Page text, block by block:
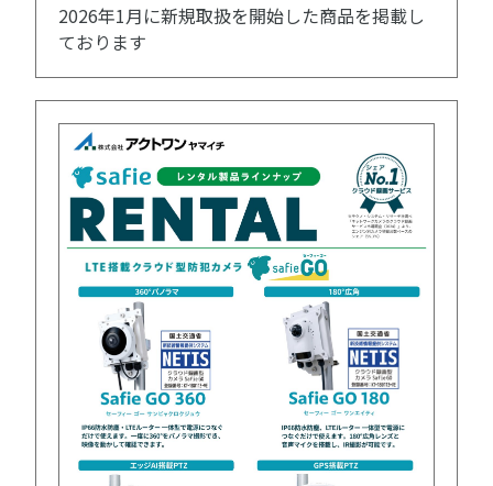
2026年1月に新規取扱を開始した商品を掲載し
ております